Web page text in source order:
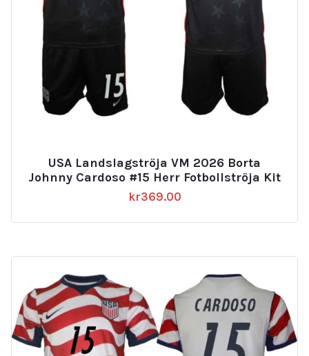
USA Landslagströja VM 2026 Borta
Johnny Cardoso #15 Herr Fotbollströja Kit
kr369.00